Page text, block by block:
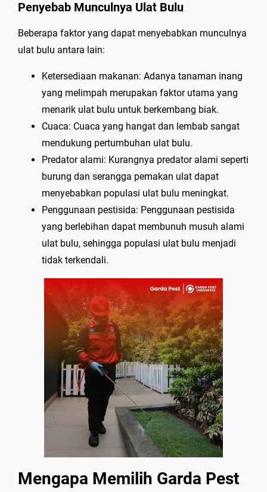
Penyebab Munculnya Ulat Bulu
Beberapa faktor yang dapat menyebabkan munculnya
ulat bulu antara lain:
Ketersediaan makanan: Adanya tanaman inang
yang melimpah merupakan faktor utama yang
menarik ulat bulu untuk berkembang biak.
Cuaca: Cuaca yang hangat dan lembab sangat
mendukung pertumbuhan ulat bulu.
Predator alami: Kurangnya predator alami seperti
burung dan serangga pemakan ulat dapat
menyebabkan populasi ulat bulu meningkat.
Penggunaan pestisida: Penggunaan pestisida
yang berlebihan dapat membunuh musuh alami
ulat bulu, sehingga populasi ulat bulu menjadi
tidak terkendali.
Mengapa Memilih Garda Pest